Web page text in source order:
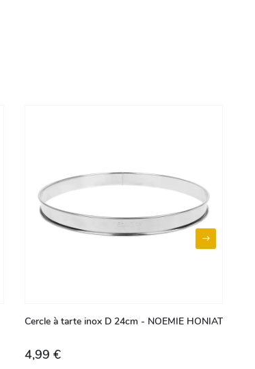
Cercle à tarte inox D 24cm - NOEMIE HONIAT
4,99 €